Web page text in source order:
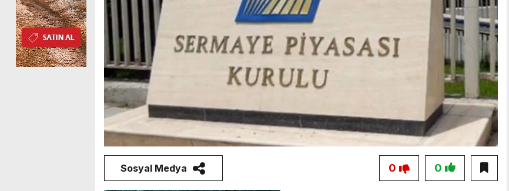
Sosyal Medya 0
0